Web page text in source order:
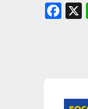
F
b